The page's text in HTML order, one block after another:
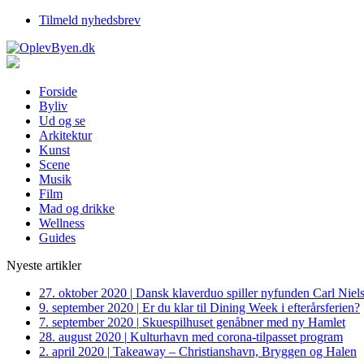
Tilmeld nyhedsbrev
Forside
Byliv
Ud og se
Arkitektur
Kunst
Scene
Musik
Film
Mad og drikke
Wellness
Guides
Nyeste artikler
27. oktober 2020 | Dansk klaverduo spiller nyfunden Carl
9. september 2020 | Er du klar til Dining Week i efterårsferien?
7. september 2020 | Skuespilhuset genåbner med ny Hamlet
28. august 2020 | Kulturhavn med corona-tilpasset program
2. april 2020 | Takeaway – Christianshavn, Bryggen og Halen